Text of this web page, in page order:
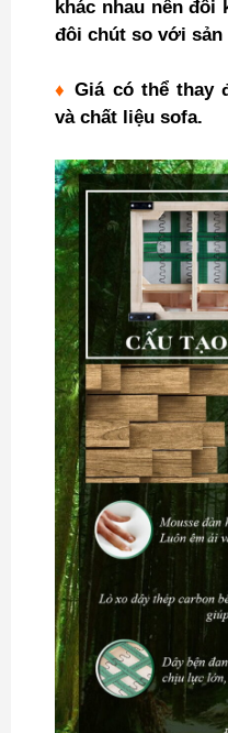
khác nhau nên đôi
đôi chút so với sản
♦ Giá có thể thay
và chất liệu sofa.